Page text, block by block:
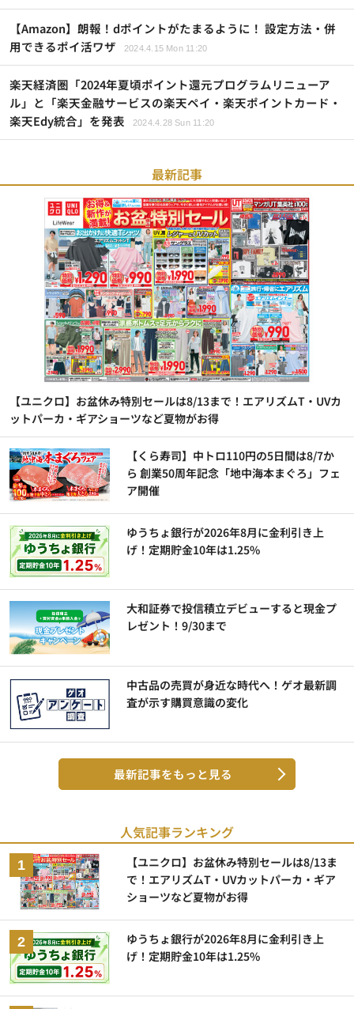
【Amazon】朗報！dポイントがたまるように！ 設定方法・併
用できるポイ活ワザ
2024.4.15 Mon 11:20
楽天経済圏「2024年夏頃ポイント還元プログラムリニューア
ル」と「楽天金融サービスの楽天ペイ・楽天ポイントカード・
楽天Edy統合」を発表
2024.4.28 Sun 11:20
最新記事
【ユニクロ】お盆休み特別セールは8/13まで！エアリズムT・UVカ
ットパーカ・ギアショーツなど夏物がお得
【くら寿司】中トロ110円の5日間は8/7か
ら 創業50周年記念「地中海本まぐろ」フェ
ア開催
ゆうちょ銀行が2026年8月に金利引き上
げ！定期貯金10年は1.25%
大和証券で投信積立デビューすると現金プ
レゼント！9/30まで
中古品の売買が身近な時代へ！ゲオ最新調
査が示す購買意識の変化
最新記事をもっと見る
人気記事ランキング
【ユニクロ】お盆休み特別セールは8/13ま
で！エアリズムT・UVカットパーカ・ギア
ショーツなど夏物がお得
ゆうちょ銀行が2026年8月に金利引き上
げ！定期貯金10年は1.25%